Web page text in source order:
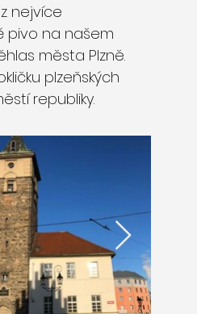
nejvíce
pivo na našem
města Plzně.
plzeňských
republiky.